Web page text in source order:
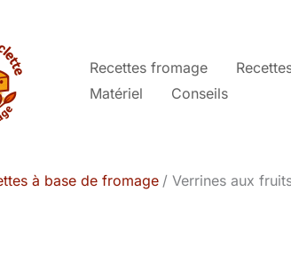
Recettes fromage
Matériel
Conseils
à base de fromage Verrines aux